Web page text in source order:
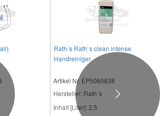
Rath´s Rath`s clean intense
Handreiniger
Artikel Nr. EP5060838
Hersteller: Rath´s
Inhalt [Liter]: 2,5
Next